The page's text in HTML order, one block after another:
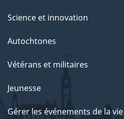
Science et innovation
Autochtones
Vétérans et militaires
Jeunesse
Gérer les événements de la vie